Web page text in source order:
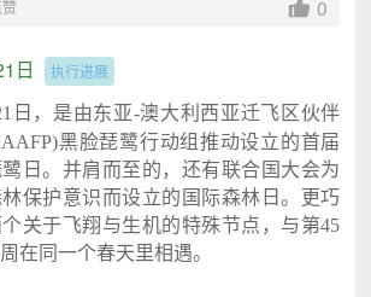
0
日 执行进展
日，是由东亚-澳大利西亚迁飞区伙伴
黑脸琵鹭行动组推动设立的首届
日。并肩而至的，还有联合国大会为
保护意识而设立的国际森林日。更巧
关于飞翔与生机的特殊节点，与第45
在同一个春天里相遇。